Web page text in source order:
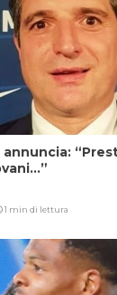
1 min di lettura